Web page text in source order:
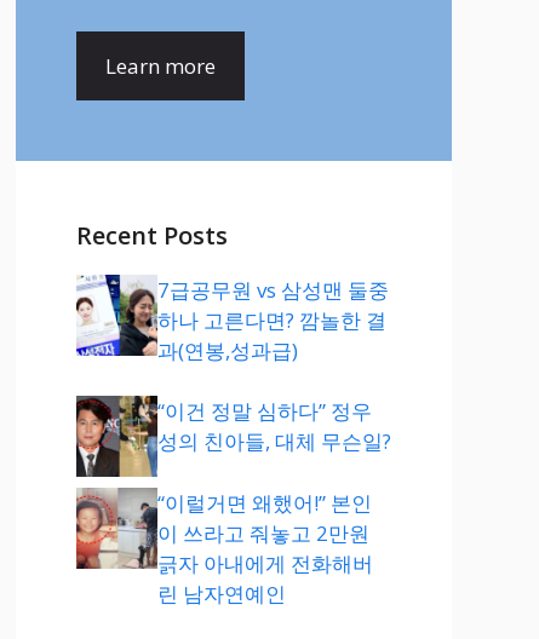
Learn more
Recent Posts
7급공무원 vs 삼성맨 둘중
하나 고른다면? 깜놀한 결
과(연봉,성과급)
“이건 정말 심하다” 정우
성의 친아들, 대체 무슨일?
“이럴거면 왜했어!” 본인
이 쓰라고 줘놓고 2만원
긁자 아내에게 전화해버
린 남자연예인